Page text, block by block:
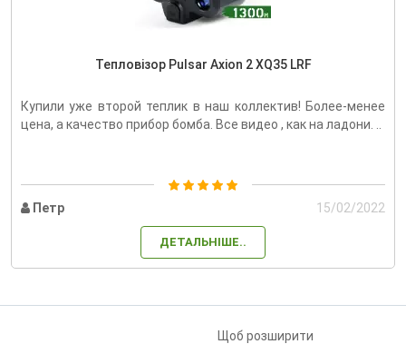
Тепловізор Pulsar Axion 2 XQ35 LRF
Купили уже второй теплик в наш коллектив! Более-менее
цена, а качество прибор бомба. Все видео , как на ладони. ..
Петр 15/02/2022
ДЕТАЛЬНІШЕ..
Щоб розширити